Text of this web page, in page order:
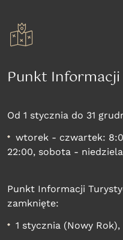
Punkt
Od 1 stycznia do 31
wtorek - czwartek:
22:00, sobota -
Punkt Informacji
zamknięte:
1 stycznia (Nowy Rok),